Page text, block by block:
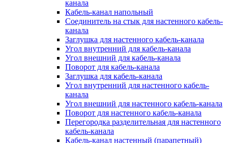
канала
Кабель-канал напольный
Соединитель на стык для настенного кабель-
канала
Заглушка для настенного кабель-канала
Угол внутренний для кабель-канала
Угол внешний для кабель-канала
Поворот для кабель-канала
Заглушка для кабель-канала
Угол внутренний для настенного кабель-
канала
Угол внешний для настенного кабель-канала
Поворот для настенного кабель-канала
Перегородка разделительная для настенного
кабель-канала
Кабель-канал настенный (парапетный)